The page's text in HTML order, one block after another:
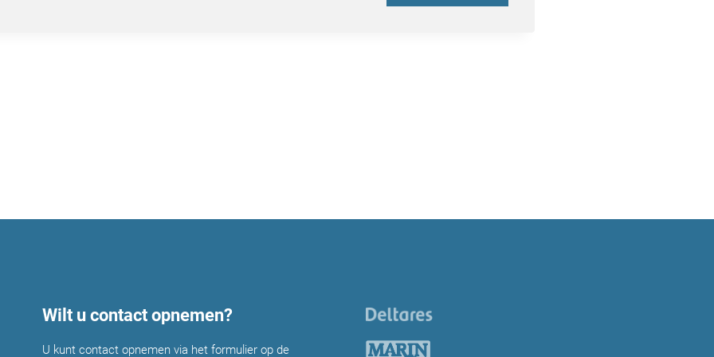
Wilt u contact opnemen?
U kunt contact opnemen via het formulier op de